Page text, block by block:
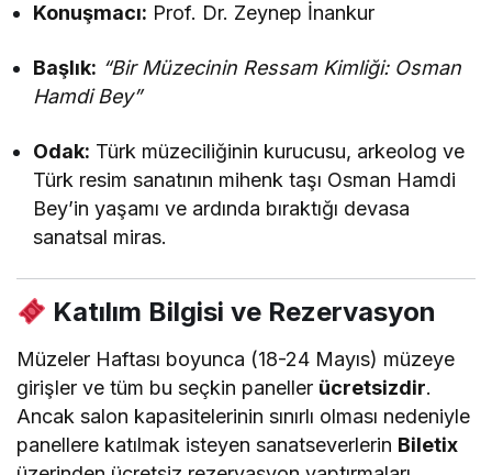
Konuşmacı: Prof. Dr. Zeynep İnankur
Başlık: “Bir Müzecinin Ressam Kimliği: Osman
Hamdi Bey”
Odak: Türk müzeciliğinin kurucusu, arkeolog ve
Türk resim sanatının mihenk taşı Osman Hamdi
Bey’in yaşamı ve ardında bıraktığı devasa
sanatsal miras.
Katılım Bilgisi ve Rezervasyon
Müzeler Haftası boyunca (18-24 Mayıs) müzeye
girişler ve tüm bu seçkin paneller ücretsizdir.
Ancak salon kapasitelerinin sınırlı olması nedeniyle
panellere katılmak isteyen sanatseverlerin Biletix